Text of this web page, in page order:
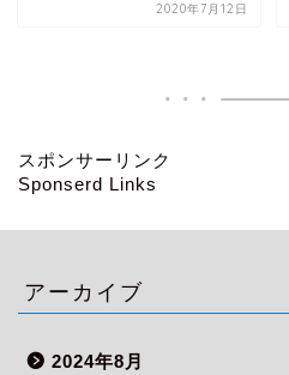
2020年7月12日
スポンサーリンク
Sponserd Links
アーカイブ
2024年8月